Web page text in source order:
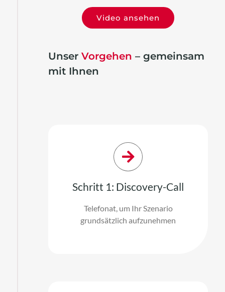
Video ansehen
Unser Vorgehen – gemeinsam
mit Ihnen
Schritt 1: Discovery-Call
Telefonat, um Ihr Szenario
grundsätzlich aufzunehmen